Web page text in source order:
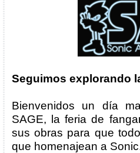
Seguimos explorando
Bienvenidos un día
SAGE, la feria de
sus obras para que
que homenajean a